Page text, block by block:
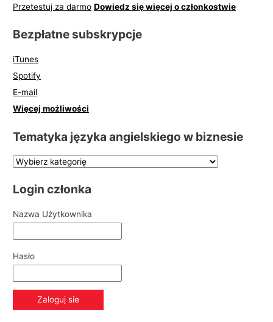
Przetestuj za darmo Dowiedz się więcej o członkostwie
Bezpłatne subskrypcje
iTunes
Spotify
E-mail
Więcej możliwości
Tematyka języka angielskiego w biznesie
Login członka
Nazwa Użytkownika
Hasło